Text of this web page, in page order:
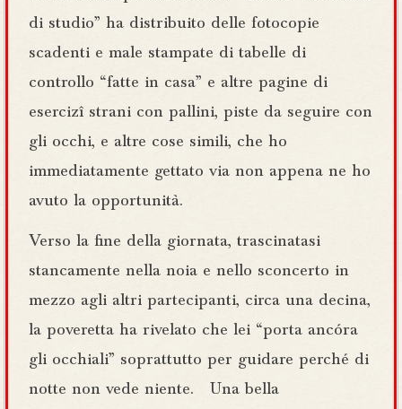
di studio” ha distribuito delle fotocopie
scadenti e male stampate di tabelle di
controllo “fatte in casa” e altre pagine di
esercizî strani con pallini, piste da seguire con
gli occhi, e altre cose simili, che ho
immediatamente gettato via non appena ne ho
avuto la opportunità.
Verso la fine della giornata, trascinatasi
stancamente nella noia e nello sconcerto in
mezzo agli altri partecipanti, circa una decina,
la poveretta ha rivelato che lei “porta ancóra
gli occhiali” soprattutto per guidare perché di
notte non vede niente. Una bella